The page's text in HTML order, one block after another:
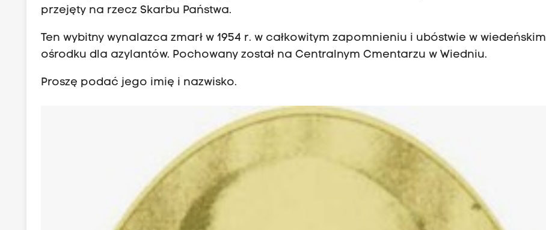
przejęty na rzecz Skarbu Państwa.
Ten wybitny wynalazca zmarł w 1954 r. w całkowitym zapomnieniu i ubóstwie w wiedeńskim
ośrodku dla azylantów. Pochowany został na Centralnym Cmentarzu w Wiedniu.
Proszę podać jego imię i nazwisko.